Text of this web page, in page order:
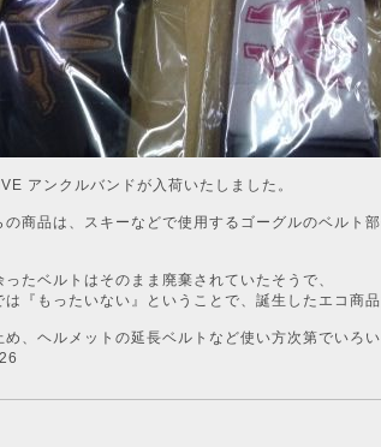
アンクルバンドが入荷いたしました。
の商品は、スキーなどで使用するゴーグルのベルト
ったベルトはそのまま廃棄されていたそうで、
は『もったいない』ということで、誕生したエコ商品
め、ヘルメットの延長ベルトなど使い方次第でいろ